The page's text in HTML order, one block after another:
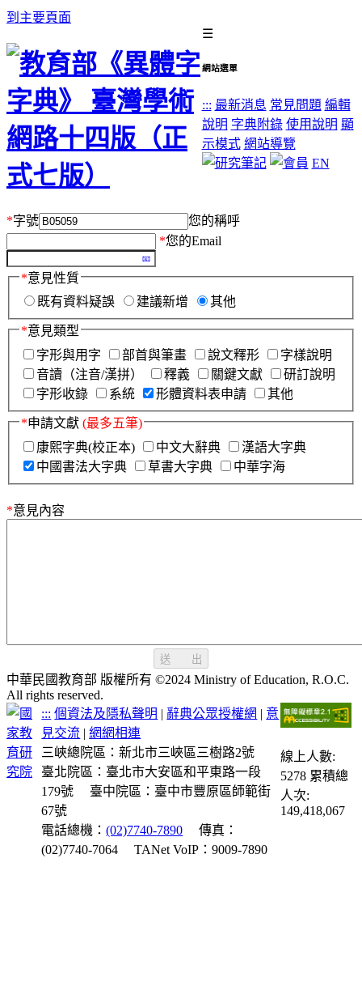
到主要頁面
☰
網站選單
::: 最新消息 常見問題 編輯
說明 字典附錄 使用說明 顯
示模式 網站導覽
EN
*字號
您的稱呼
*您的Email
*意見性質
既有資料疑誤
建議新增 其他
*意見類型
字形與用字
部首與筆畫 說文釋形
字樣說明
音讀（注音/漢拼）
釋義 關鍵文獻
研訂說明
字形收錄
系統 形體資料表申請 其他
*申請文獻 (最多五筆)
康熙字典(校正本)
中文大辭典
漢語大字典
中國書法大字典
草書大字典 中華字海
*意見內容
送 出
中華民國教育部 版權所有 ©2024 Ministry of Education, R.O.C.
All rights reserved.
::: 個資法及隱私聲明 | 辭典公眾授權網 | 意
見交流 |網網相連
三峽總院區：新北市三峽區三樹路2號
臺北院區：臺北市大安區和平東路一段
179號
臺中院區：臺中市豐原區師範街
67號
電話總機：(02)7740-7890
傳真：
(02)7740-7064
TANet VoIP：9009-7890
線上人數:
5278 累積總
人次:
149,418,067